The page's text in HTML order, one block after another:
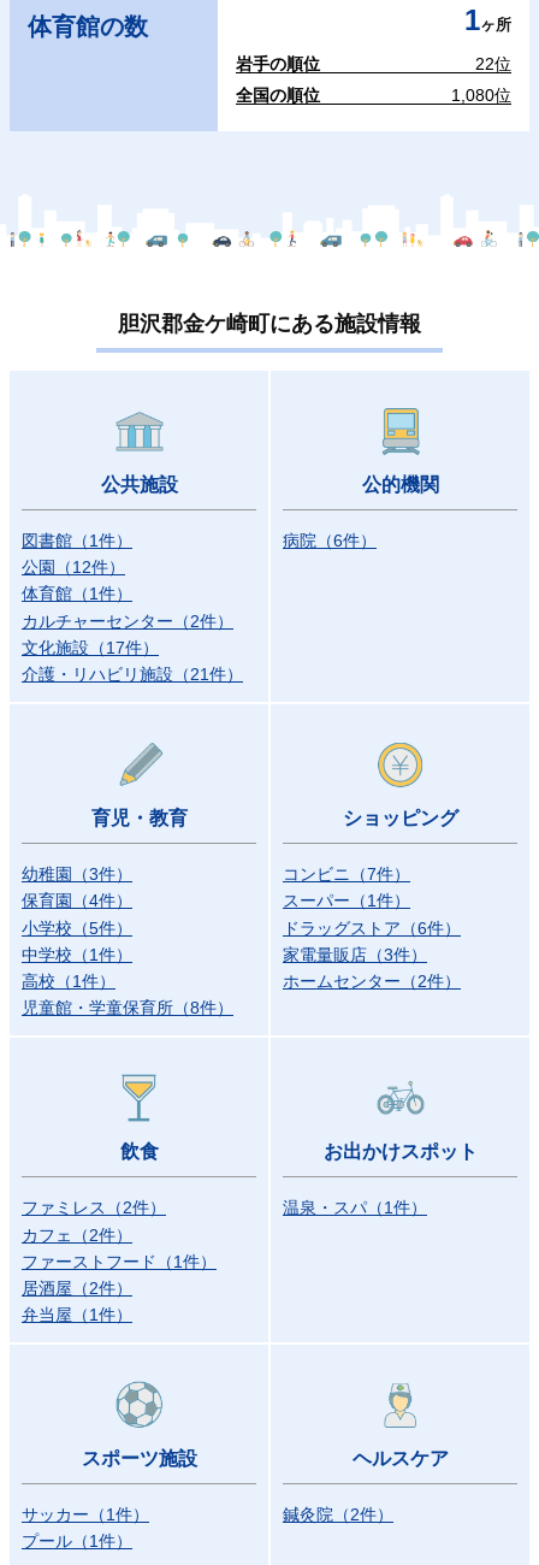
体育館の数 1ヶ所
岩手の順位
22位
全国の順位
1,080位
胆沢郡金ケ崎町にある施設情報
公共施設
図書館 （1件）
公園
（12件）
体育館 （1件）
カルチャーセンター （2件）
文化施設 （17件）
介護・リハビリ施設 （21件）
公的機関
病院 （6件）
育児・教育
幼稚園 （3件）
保育園
（4件）
小学校 （5件）
中学校 （1件）
高校 （1件）
児童館・学童保育所 （8件）
ショッピング
コンビニ （7件）
スーパー （1件）
ドラッグストア （6件）
家電量販店 （3件）
ホームセンター （2件）
飲食
ファミレス （2件）
カフェ
（2件）
ファーストフード
（1件）
居酒屋 （2件）
弁当屋 （1件）
お出かけスポット
温泉・スパ （1件）
スポーツ施設
サッカー （1件）
プール （1件）
ヘルスケア
鍼灸院 （2件）